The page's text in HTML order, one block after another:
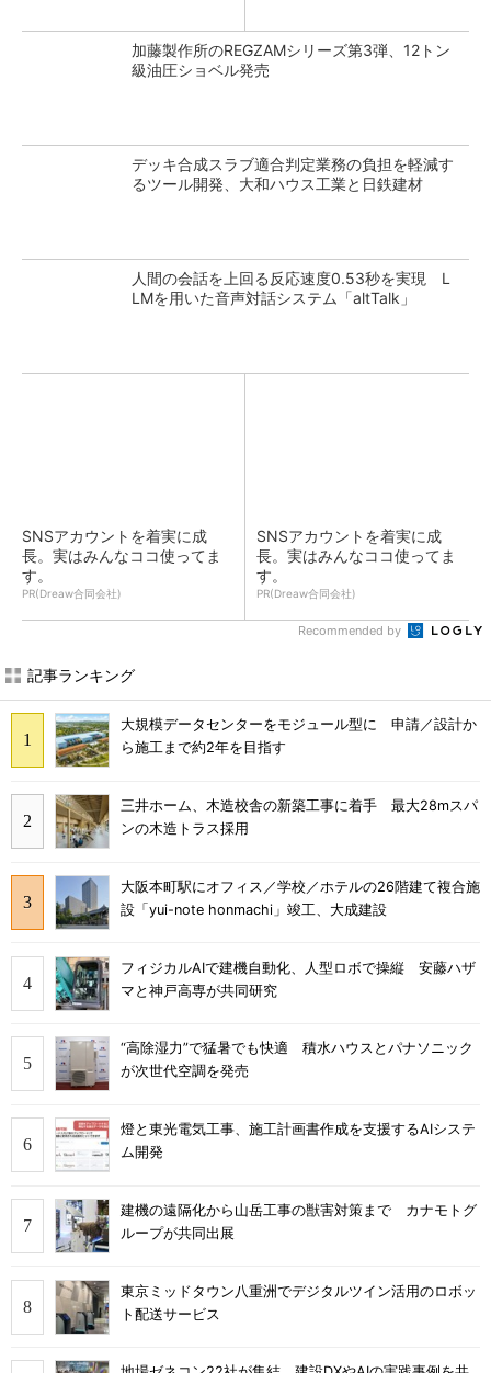
加藤製作所のREGZAMシリーズ第3弾、12トン
級油圧ショベル発売
デッキ合成スラブ適合判定業務の負担を軽減す
るツール開発、大和ハウス工業と日鉄建材
人間の会話を上回る反応速度0.53秒を実現 L
LMを用いた音声対話システム「altTalk」
SNSアカウントを着実に成
長。実はみんなココ使ってま
す。
PR(Dreaw合同会社)
SNSアカウントを着実に成
長。実はみんなココ使ってま
す。
PR(Dreaw合同会社)
Recommended by
記事ランキング
大規模データセンターをモジュール型に 申請／設計か
ら施工まで約2年を目指す
三井ホーム、木造校舎の新築工事に着手 最大28mスパ
ンの木造トラス採用
大阪本町駅にオフィス／学校／ホテルの26階建て複合施
設「yui-note honmachi」竣工、大成建設
フィジカルAIで建機自動化、人型ロボで操縦 安藤ハザ
マと神戸高専が共同研究
“高除湿力”で猛暑でも快適 積水ハウスとパナソニック
が次世代空調を発売
燈と東光電気工事、施工計画書作成を支援するAIシステ
ム開発
建機の遠隔化から山岳工事の獣害対策まで カナモトグ
ループが共同出展
東京ミッドタウン八重洲でデジタルツイン活用のロボッ
ト配送サービス